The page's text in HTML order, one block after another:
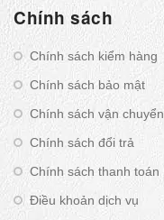
Chính sách
Chính sách kiểm hàng
Chính sách bảo mật
Chính sách vận chuyển
Chính sách đổi trả
Chính sách thanh toán
Điều khoản dịch vụ